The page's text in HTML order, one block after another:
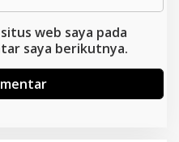
web saya pada
saya berikutnya.